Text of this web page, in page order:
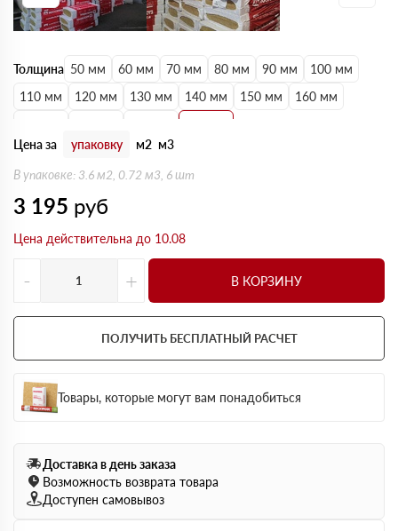
Толщина 50 мм 60 мм 70 мм 80 мм 90 мм
100 мм
110 мм
120 мм 130 мм 140 мм 150 мм
160 мм
Цена за
упаковку м2 м3
В упаковке: 3.6 м2, 0.72 м3, 6 шт
3 195 руб
Цена действительна до 10.08
- + В КОРЗИНУ
ПОЛУЧИТЬ БЕСПЛАТНЫЙ РАСЧЕТ
Товары, которые могут вам понадобиться
Доставка в день заказа
Возможность возврата товара
Доступен самовывоз